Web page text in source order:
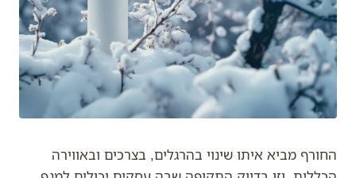
החורף מביא איתו שינוי בהרגלים, בצרכים ובאווירה